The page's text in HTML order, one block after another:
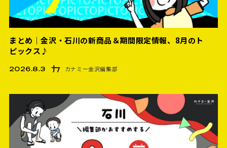
まとめ｜金沢・石川の新商品＆期間限定情報、8月のト
ピックス♪
2026.8.3 カナミー金沢編集部